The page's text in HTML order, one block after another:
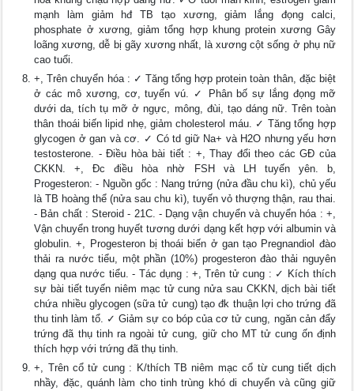
mạnh làm giảm hđ TB tạo xương, giảm lắng đọng calci,
phosphate ở xương, giảm tổng hợp khung protein xương Gây
loãng xương, dễ bị gãy xương nhất, là xương cột sống ở phụ nữ
cao tuổi.
+, Trên chuyển hóa : ✓ Tăng tổng hợp protein toàn thân, đặc biệt
ở các mô xương, cơ, tuyến vú. ✓ Phân bố sự lắng đọng mỡ
dưới da, tích tụ mỡ ở ngực, mông, đùi, tạo dáng nữ. Trên toàn
thân thoái biến lipid nhẹ, giảm cholesterol máu. ✓ Tăng tổng hợp
glycogen ở gan và cơ. ✓ Có td giữ Na+ và H2O nhưng yếu hơn
testosterone. - Điều hòa bài tiết : +, Thay đổi theo các GĐ của
CKKN. +, Đc điều hòa nhờ FSH và LH tuyến yên. b,
Progesteron: - Nguồn gốc : Nang trứng (nửa đầu chu kì), chủ yếu
là TB hoàng thể (nửa sau chu kì), tuyến vỏ thượng thận, rau thai.
- Bản chất : Steroid - 21C. - Dạng vận chuyển và chuyển hóa : +,
Vận chuyển trong huyết tương dưới dạng kết hợp với albumin và
globulin. +, Progesteron bị thoái biến ở gan tạo Pregnandiol đào
thải ra nước tiểu, một phần (10%) progesteron đào thải nguyên
dạng qua nước tiểu. - Tác dụng : +, Trên tử cung : ✓ Kích thích
sự bài tiết tuyến niêm mạc tử cung nửa sau CKKN, dịch bài tiết
chứa nhiều glycogen (sữa tử cung) tạo đk thuận lợi cho trứng đã
thu tinh làm tổ. ✓ Giảm sự co bóp của cơ tử cung, ngăn cản đẩy
trứng đã thụ tinh ra ngoài tử cung, giữ cho MT tử cung ốn định
thích hợp với trứng đã thụ tinh.
+, Trên cổ tử cung : K/thích TB niêm mạc cổ từ cung tiết dịch
nhầy, đặc, quánh làm cho tinh trùng khó di chuyển và cũng giữ